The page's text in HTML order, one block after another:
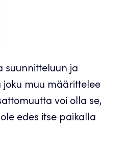
suunnitteluun ja
joku muu määrittelee
voi olla se,
edes itse paikalla